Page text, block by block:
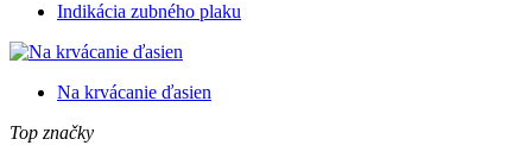
Indikácia zubného plaku
Na krvácanie ďasien
Top značky